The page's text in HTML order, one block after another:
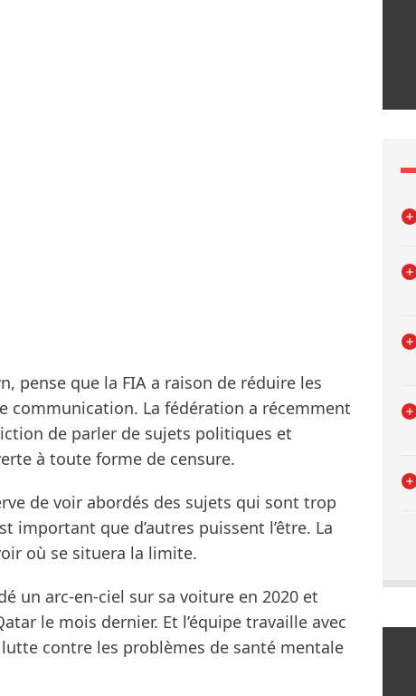
pense que la FIA a raison de réduire les
communication. La fédération a récemment
de parler de sujets politiques et
à toute forme de censure.
de voir abordés des sujets qui sont trop
important que d’autres puissent l’être. La
où se situera la limite.
un arc-en-ciel sur sa voiture en 2020 et
le mois dernier. Et l’équipe travaille avec
contre les problèmes de santé mentale